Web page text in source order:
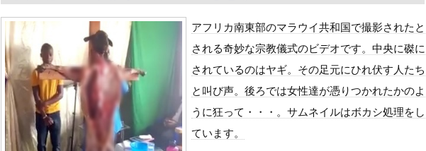
フェラーリを手がけたピニンファリーナ、日本の鉄道初デザイン。南海電鉄が新たな空港特急...
今日撮れたK大学文〇学部JD1年のフェラシーンがコチラ
お前らがメイドイン韓国で認めてるもの 「キムチ」あと3つは？
中国「大洪水！」三峡ダム「9門開放！（全力放流」中国都市「三峡沿線の道路水没」中国政...
職場の人妻と不倫をして、ついに、、、
韓国国会、サッカー前代表監督を追及「なぜ負けたのか」
日本旅行キャンセルすべきか…1万年ぶり史上最大級の火山の兆し＝韓国の反応
うちのネコが目の前にいた。私が上に物を投げるフリをする → 猫はこうなります…
アフリカ南東部のマラウイ共和国で撮影されたと
される奇妙な宗教儀式のビデオです。中央に磔に
されているのはヤギ。その足元にひれ伏す人たち
と叫び声。後ろでは女性達が憑りつかれたかのよ
うに狂って・・・。サムネイルはボカシ処理をし
ています。